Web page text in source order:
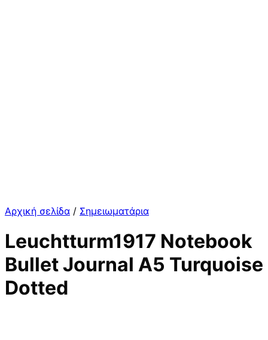
Αρχική σελίδα / Σημειωματάρια
Leuchtturm1917 Notebook
Bullet Journal A5 Turquoise
Dotted